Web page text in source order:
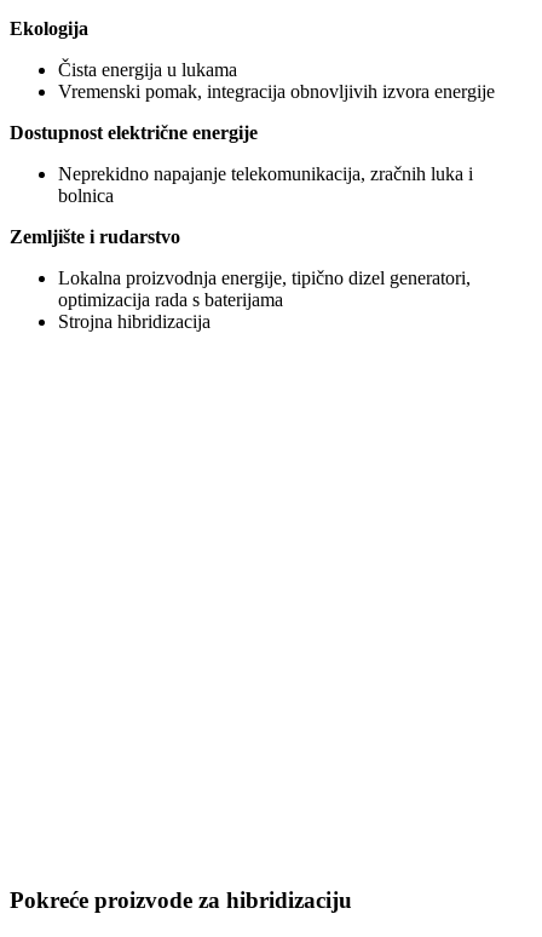
Ekologija
Čista energija u lukama
Vremenski pomak, integracija obnovljivih izvora energije
Dostupnost električne energije
Neprekidno napajanje telekomunikacija, zračnih luka i
bolnica
Zemljište i rudarstvo
Lokalna proizvodnja energije, tipično dizel generatori,
optimizacija rada s baterijama
Strojna hibridizacija
Pokreće proizvode za hibridizaciju